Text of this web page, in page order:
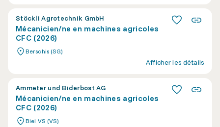
Stöckli Agrotechnik GmbH
Mécanicien/ne en machines agricoles
CFC (2026)
Berschis (SG)
Afficher les détails
Ammeter und Biderbost AG
Mécanicien/ne en machines agricoles
CFC (2026)
Biel VS (VS)